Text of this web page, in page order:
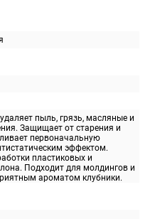
пыль, грязь, масляные и
Защищает от старения и
первоначальную
эффектом.
пластиковых и
Подходит для молдингов и
ароматом клубники.